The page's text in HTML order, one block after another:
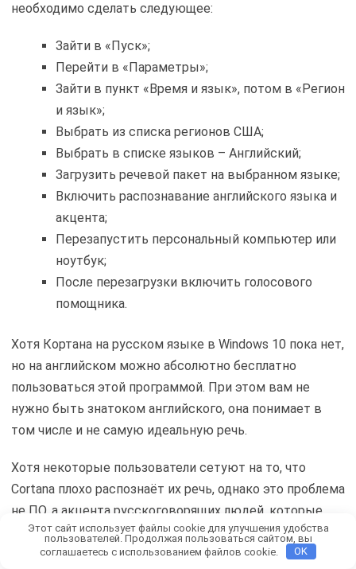
необходимо сделать следующее:
Зайти в «Пуск»;
Перейти в «Параметры»;
Зайти в пункт «Время и язык», потом в «Регион
и язык»;
Выбрать из списка регионов США;
Выбрать в списке языков – Английский;
Загрузить речевой пакет на выбранном языке;
Включить распознавание английского языка и
акцента;
Перезапустить персональный компьютер или
ноутбук;
После перезагрузки включить голосового
помощника.
Хотя Кортана на русском языке в Windows 10 пока нет,
но на английском можно абсолютно бесплатно
пользоваться этой программой. При этом вам не
нужно быть знатоком английского, она понимает в
том числе и не самую идеальную речь.
Хотя некоторые пользователи сетуют на то, что
Cortana плохо распознаёт их речь, однако это проблема
не ПО, а акцента русскоговорящих людей, которые
пытаются говорить на английском. Если вы также с
ней столкнетесь, то постарайтесь улучшить свое
Этот сайт использует файлы cookie для улучшения удобства
пользователей. Продолжая пользоваться сайтом, вы
соглашаетесь с использованием файлов cookie.
OK